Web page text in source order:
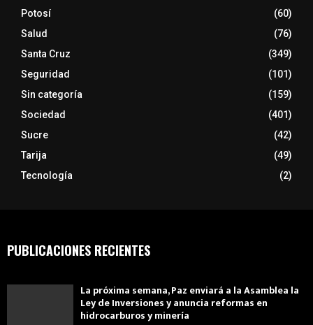
Potosí
(60)
Salud
(76)
Santa Cruz
(349)
Seguridad
(101)
Sin categoría
(159)
Sociedad
(401)
Sucre
(42)
Tarija
(49)
Tecnología
(2)
PUBLICACIONES RECIENTES
La próxima semana, Paz enviará a la Asamblea la
Ley de Inversiones y anuncia reformas en
hidrocarburos y minería